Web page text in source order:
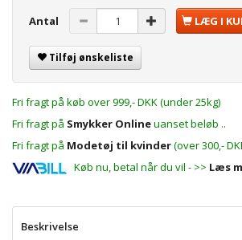
Antal LÆG I
Tilføj ønskeliste
Fri fragt på køb over 999,- DKK (under 25kg)
Fri fragt på Smykker Onlineuanset beløb ..
Fri fragt på Modetøj til kvinder(over 300,-
Køb nu, betal når du vil - >> Læs
Beskrivelse